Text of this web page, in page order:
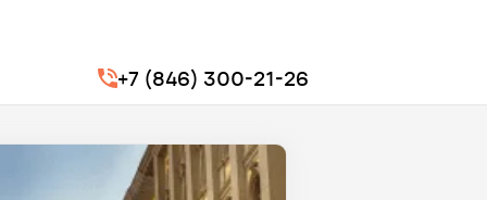
+7 (846) 300-21-26